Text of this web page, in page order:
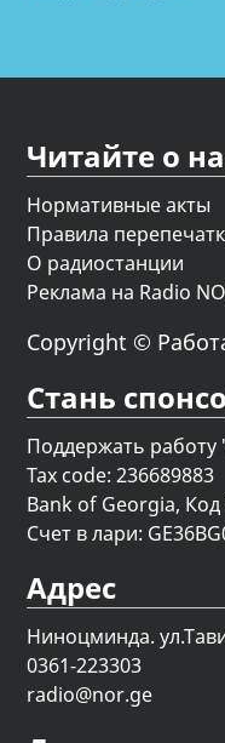
Читайте о
Нормативные акты
Правила
О радиостанции
Реклама на Radio
Copyright ©
Стань
Поддержать работу
Tax code: 236689883
Bank of Georgia, Код
Счет в лари:
Адрес
Ниноцминда.
0361-223303
radio@nor.ge